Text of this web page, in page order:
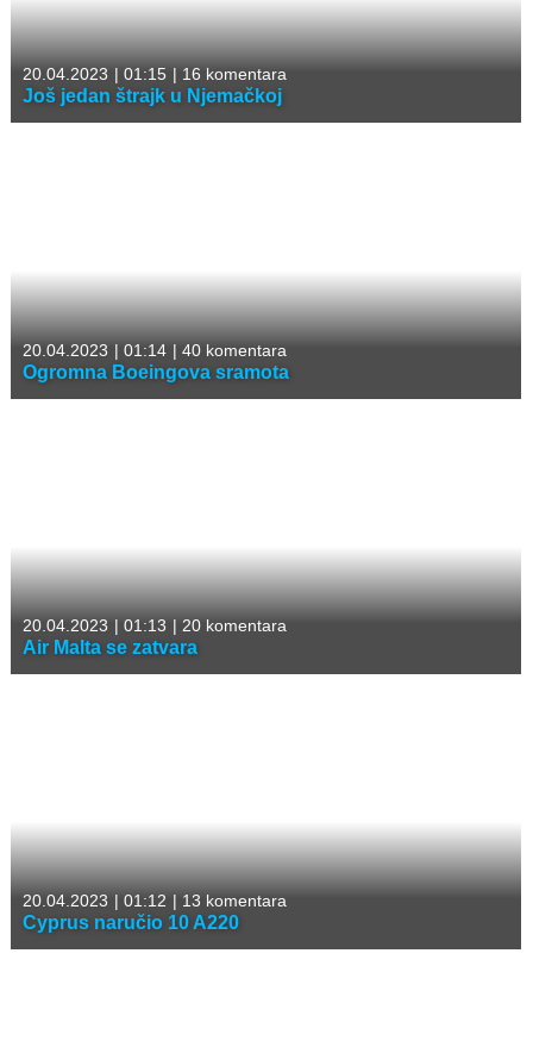
20.04.2023 | 01:15 | 16 komentara
Još jedan štrajk u Njemačkoj
20.04.2023 | 01:14 | 40 komentara
Ogromna Boeingova sramota
20.04.2023 | 01:13 | 20 komentara
Air Malta se zatvara
20.04.2023 | 01:12 | 13 komentara
Cyprus naručio 10 A220